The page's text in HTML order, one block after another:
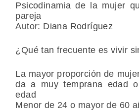
Psicodinamia de la mujer
pareja
Autor: Diana Rodríguez
¿Qué tan frecuente es vivir
La mayor proporción de
da a muy temprana edad
edad
Menor de 24 o mayor de 60